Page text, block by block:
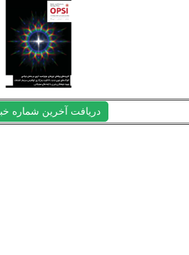
دریافت آخرین شماره